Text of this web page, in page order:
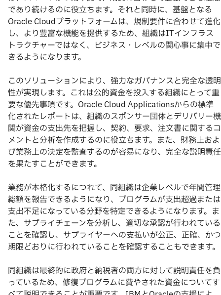
であり続けるのに役立ちます。それと同時に、基盤となる
Oracle Cloudプラットフォームは、規制要件に合わせて進化
し、より豊富な機能を提供するため、組織はITインフラス
トラクチャーではなく、ビジネス・レベルの関心事に集中で
きるようになります。
このソリューションにより、強力なガバナンスと完全な透明
性が実現します。これは公的資金を投入する組織にとって重
要な優先事項です。Oracle Cloud Applicationsからの標準
化されたレポートは、組織のスポンサー団体とデリバリー機
関が資金の支出先を把握し、契約、要求、注文書に関するコ
メントと分析を作成するのに役立ちます。また、財務上およ
び業務上の決定を監査するのが容易になり、完全な説明責任
を果たすことができます。
業務が本格化するにつれて、同組織は企業レベルで年間管理
総額を報告できるようになり、プログラムが支出超過または
支出不足になっている分野を特定できるようになります。ま
た、サプライチェーンを分析し、適切な承認が行われている
ことを確認し、サプライヤーへの支払いが公正、正確、かつ
期限どおりに行われていることを確認することもできます。
同組織は最終的に政府と納税者の両方に対して説明責任を負
っているため、修復プログラムに費やされた資金についてす